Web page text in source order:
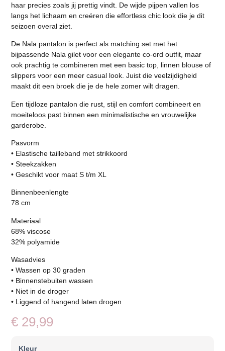
haar precies zoals jij prettig vindt. De wijde pijpen vallen los
langs het lichaam en creëren die effortless chic look die je dit
seizoen overal ziet.
De Nala pantalon is perfect als matching set met het
bijpassende Nala gilet voor een elegante co-ord outfit, maar
ook prachtig te combineren met een basic top, linnen blouse of
slippers voor een meer casual look. Juist die veelzijdigheid
maakt dit een broek die je de hele zomer wilt dragen.
Een tijdloze pantalon die rust, stijl en comfort combineert en
moeiteloos past binnen een minimalistische en vrouwelijke
garderobe.
Pasvorm
• Elastische tailleband met strikkoord
• Steekzakken
• Geschikt voor maat S t/m XL
Binnenbeenlengte
78 cm
Materiaal
68% viscose
32% polyamide
Wasadvies
• Wassen op 30 graden
• Binnenstebuiten wassen
• Niet in de droger
• Liggend of hangend laten drogen
€ 29,99
Kleur